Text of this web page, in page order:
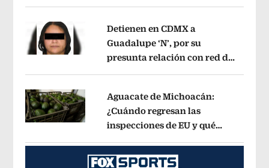
Opens in new window
Detienen en CDMX a
Guadalupe ‘N’, por su
presunta relación con red de
Opens in new window
Aguacate de Michoacán:
¿Cuándo regresan las
inspecciones de EU y qué